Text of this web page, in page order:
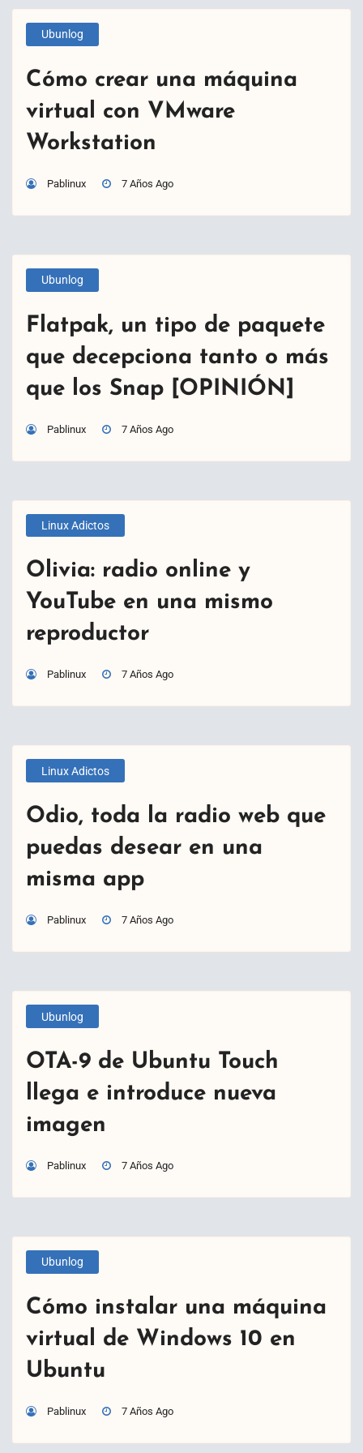
Ubunlog
Cómo crear una máquina
virtual con VMware
Workstation
Pablinux 7 Años Ago
Ubunlog
Flatpak, un tipo de paquete
que decepciona tanto o más
que los Snap [OPINIÓN]
Pablinux 7 Años Ago
Linux Adictos
Olivia: radio online y
YouTube en una mismo
reproductor
Pablinux 7 Años Ago
Linux Adictos
Odio, toda la radio web que
puedas desear en una
misma app
Pablinux 7 Años Ago
Ubunlog
OTA-9 de Ubuntu Touch
llega e introduce nueva
imagen
Pablinux 7 Años Ago
Ubunlog
Cómo instalar una máquina
virtual de Windows 10 en
Ubuntu
Pablinux 7 Años Ago